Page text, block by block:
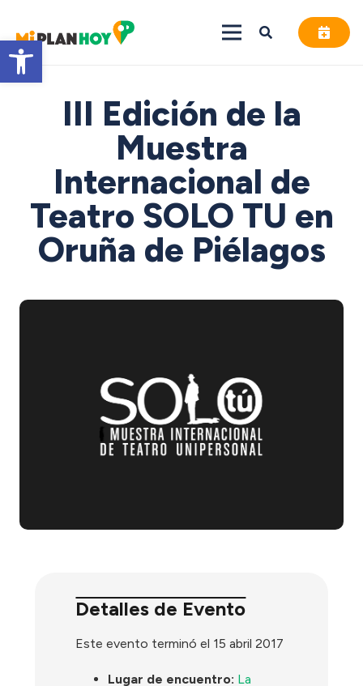
Abrir barra de herramientas
III Edición de la
Muestra
Internacional de
Teatro SOLO TU en
Oruña de Piélagos
Detalles de Evento
Este evento terminó el 15 abril 2017
Lugar de encuentro: La